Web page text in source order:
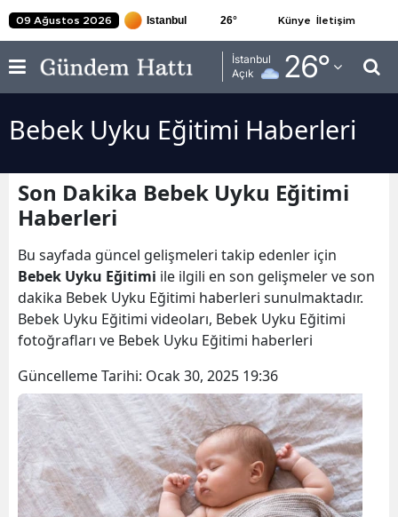
09 Ağustos 2026 26° Künye İletişim
İstanbul
Açık
26°
Adana
Adıyaman
Afyonkarahisar
Amasya
Antalya
Artvin
Aydın
Balıkesir
Bilecik
Bingöl
Bitlis
Bebek Uyku Eğitimi Haberleri
Son Dakika Bebek Uyku Eğitimi
Haberleri
Bu sayfada güncel gelişmeleri takip edenler için
Bebek Uyku Eğitimi ile ilgili en son gelişmeler ve son
dakika Bebek Uyku Eğitimi haberleri sunulmaktadır.
Bebek Uyku Eğitimi videoları, Bebek Uyku Eğitimi
fotoğrafları ve Bebek Uyku Eğitimi haberleri
Güncelleme Tarihi: Ocak 30, 2025 19:36